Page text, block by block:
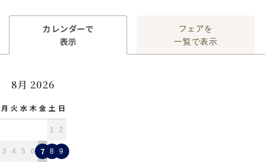
カレンダーで
表示
フェアを
一覧で表示
8月 2026
月 火 水 木 金 土 日
1 2
3 4 5 6 7 8 9